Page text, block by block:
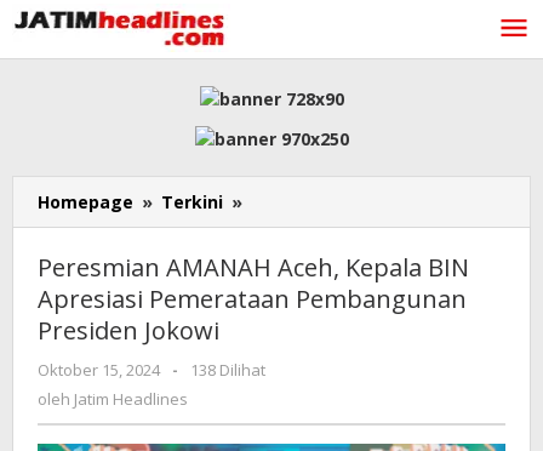
Lewati
ke
konten
Homepage » Terkini »
AMANAH
Kepala
BIN
Pembangunan
Jokowi
Peresmian AMANAH Aceh, Kepala BIN
Apresiasi Pemerataan Pembangunan
Presiden Jokowi
Oktober 15, 2024
oleh
-
138 Dilihat
oleh Jatim Headlines